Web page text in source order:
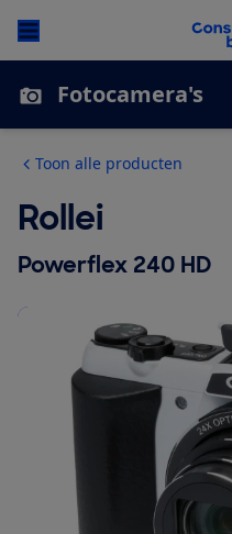
Fotocamera's
Toon alle producten
Rollei
Powerflex 240 HD